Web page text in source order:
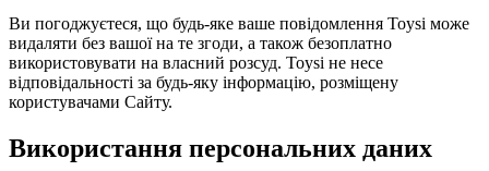
Ви погоджуєтеся, що будь-яке ваше повідомлення Toysi може
видаляти без вашої на те згоди, а також безоплатно
використовувати на власний розсуд. Toysi не несе
відповідальності за будь-яку інформацію, розміщену
користувачами Сайту.
Використання персональних даних